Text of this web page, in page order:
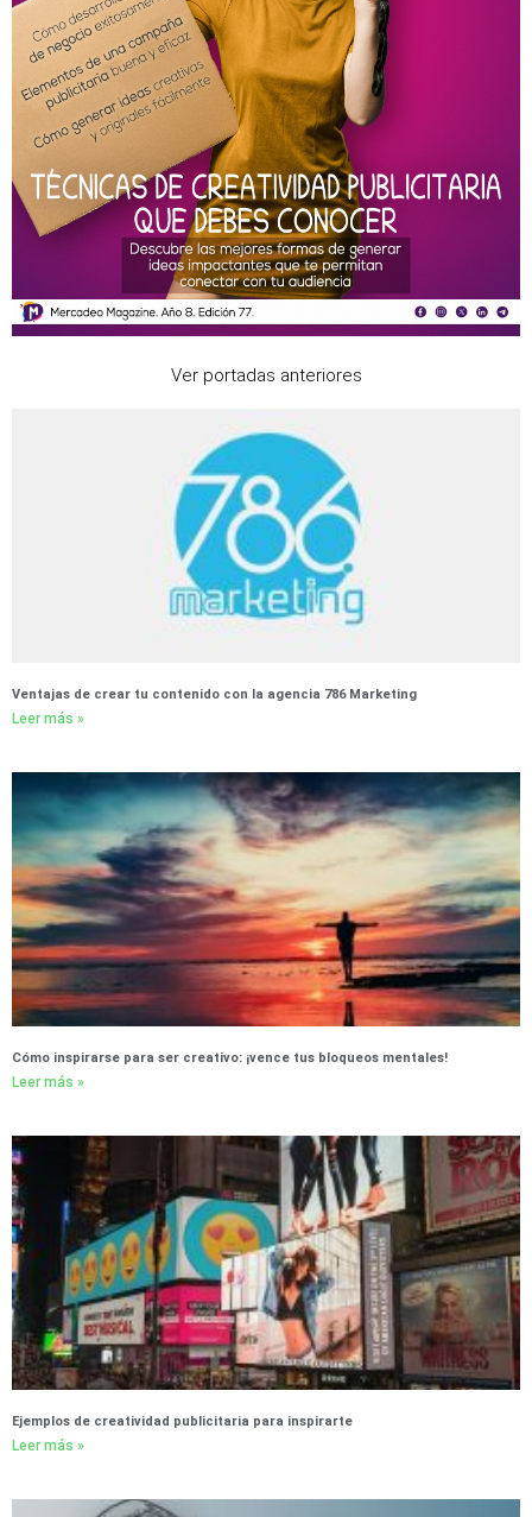
Ver portadas anteriores
Ventajas de crear tu contenido con la agencia 786 Marketing
Leer más »
Cómo inspirarse para ser creativo: ¡vence tus bloqueos mentales!
Leer más »
Ejemplos de creatividad publicitaria para inspirarte
Leer más »